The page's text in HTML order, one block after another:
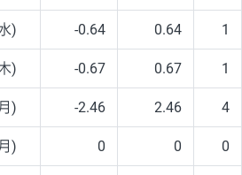
) -0.64 0.64 1
) -0.67 0.67 1
) -2.46 2.46 4
) 0 0 0